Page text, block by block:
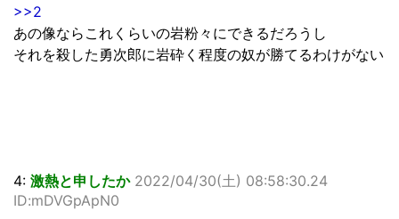
>>2
あの像ならこれくらいの岩粉々にできるだろうし
それを殺した勇次郎に岩砕く程度の奴が勝てるわけがない
4: 激熱と申したか 2022/04/30(土) 08:58:30.24
ID:mDVGpApN0